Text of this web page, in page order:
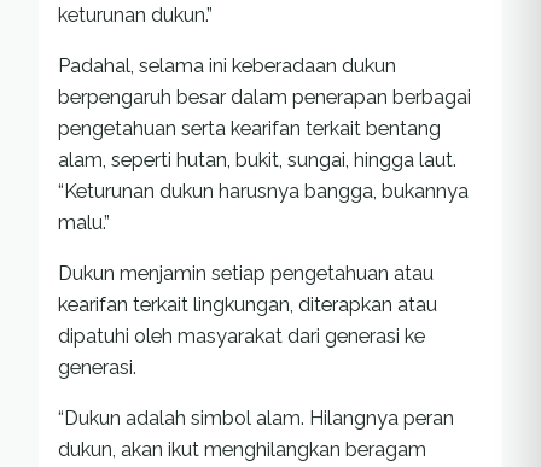
keturunan dukun.”
Padahal, selama ini keberadaan dukun
berpengaruh besar dalam penerapan berbagai
pengetahuan serta kearifan terkait bentang
alam, seperti hutan, bukit, sungai, hingga laut.
“Keturunan dukun harusnya bangga, bukannya
malu.”
Dukun menjamin setiap pengetahuan atau
kearifan terkait lingkungan, diterapkan atau
dipatuhi oleh masyarakat dari generasi ke
generasi.
“Dukun adalah simbol alam. Hilangnya peran
dukun, akan ikut menghilangkan beragam